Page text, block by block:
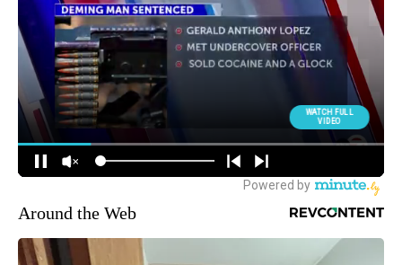
Around the Web